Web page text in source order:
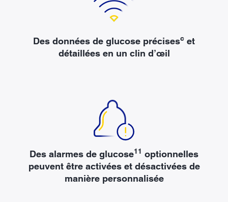
Des données de glucose précisesc et
détaillées en un clin d’œil
Des alarmes de glucose11 optionnelles
peuvent être activées et désactivées de
manière personnalisée